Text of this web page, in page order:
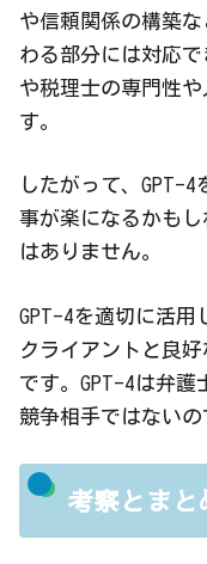
や信頼関係の構築
わる部分には対応
や税理士の専門性
す。
したがって、GPT-
事が楽になるかも
はありません。
GPT-4を適切に活用
クライアントと良
です。GPT-4は弁護
競争相手ではないの
考察とまと